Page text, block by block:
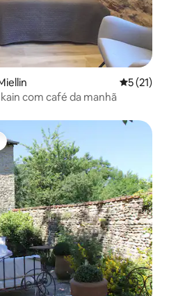
5 de uma
5 (21)
com café da manhã
dos hóspedes